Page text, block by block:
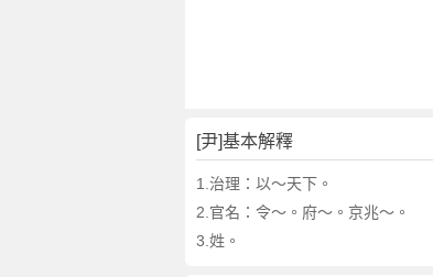
[尹]基本解釋
1.治理 ：以～天下。
2.官名 ：令～。府～。京兆～。
3.姓。